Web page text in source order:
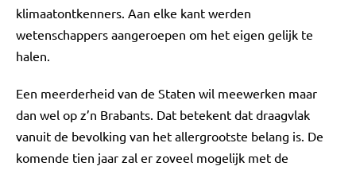
klimaatontkenners. Aan elke kant werden
wetenschappers aangeroepen om het eigen gelijk te
halen.
Een meerderheid van de Staten wil meewerken maar
dan wel op z’n Brabants. Dat betekent dat draagvlak
vanuit de bevolking van het allergrootste belang is. De
komende tien jaar zal er zoveel mogelijk met de